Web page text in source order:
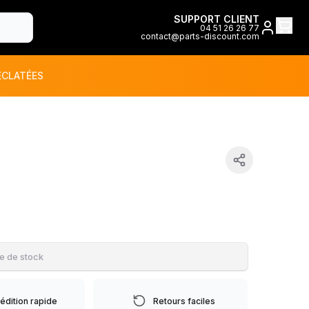
SUPPORT CLIENT
04 51 26 26 77
contact@parts-discount.com
de stock
rapide Retours faciles